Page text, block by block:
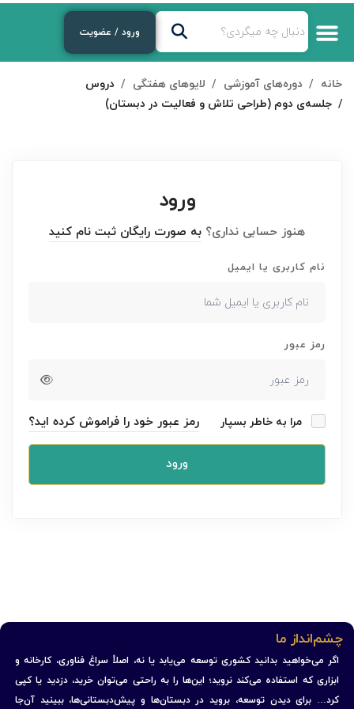
ورود / عضویت
خانه دوره‌های آموزشی لایوهای هفتگی
دروس
جلسه‌ی دوم (طراحی تلاش و فعالیت در دبستان)
ورود
هنوز حسابی نداری؟ به صورت رایگان ثبت نام کنید
نام کاربری یا ایمیل
رمز عبور
مرا به خاطر بسپار رمز عبور خود را فراموش کرده اید؟
ورود
چشم‌انداز ما
اگر می‌خواهید بدانید کشوری توسعه می‌یابد یا نه، اصلاً سراغ فناوری، کارخانه و
ابزاری که استفاده می‌کند نروید؛ این‌ها را به راحتی می‌توان خرید، دزدید یا کپی
کرد… برای دیدن توسعه، بروید در دبستان‌ها و پیش‌دبستانی‌ها، ببینید آن‌جا